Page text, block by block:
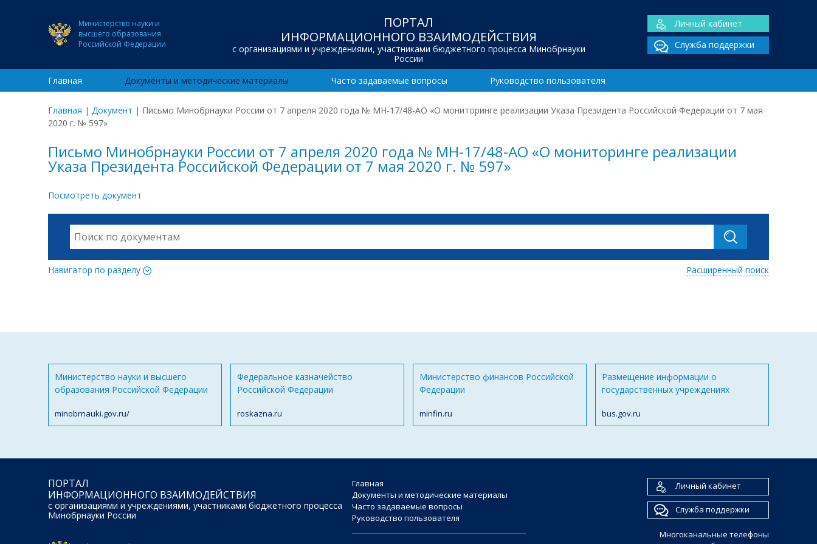
Министерство науки и
высшего образования
Российской Федерации
ПОРТАЛ
ИНФОРМАЦИОННОГО ВЗАИМОДЕЙСТВИЯ
с организациями и учреждениями, участниками бюджетного процесса Минобрнауки
России
Личный кабинет
Служба поддержки
Главная Документы и методические материалы Часто задаваемые вопросы Руководство пользователя
Главная | Документ | Письмо Минобрнауки России от 7 апреля 2020 года № МН-17/48-АО «О мониторинге реализации Указа Президента Российской Федерации от 7 мая
2020 г. № 597»
Письмо Минобрнауки России от 7 апреля 2020 года № МН-17/48-АО «О мониторинге реализации
Указа Президента Российской Федерации от 7 мая 2020 г. № 597»
Посмотреть документ
Навигатор по разделу Расширенный поиск
Министерство науки и высшего
образования Российской Федерации
minobrnauki.gov.ru/
Федеральное казначейство
Российской Федерации
roskazna.ru
Министерство финансов Российской
Федерации
minfin.ru
Размещение информации о
государственных учреждениях
bus.gov.ru
ПОРТАЛ
ИНФОРМАЦИОННОГО ВЗАИМОДЕЙСТВИЯ
с организациями и учреждениями, участниками бюджетного процесса
Минобрнауки России
Главная
Документы и методические материалы
Часто задаваемые вопросы
Руководство пользователя
Личный кабинет
Служба поддержки
Многоканальные телефоны